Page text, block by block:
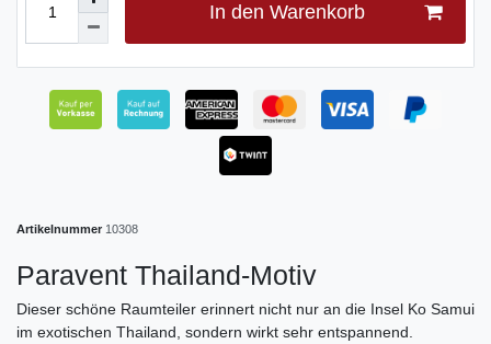
In den Warenkorb
Artikelnummer 10308
Paravent Thailand-Motiv
Dieser schöne Raumteiler erinnert nicht nur an die Insel Ko Samui
im exotischen Thailand, sondern wirkt sehr entspannend.